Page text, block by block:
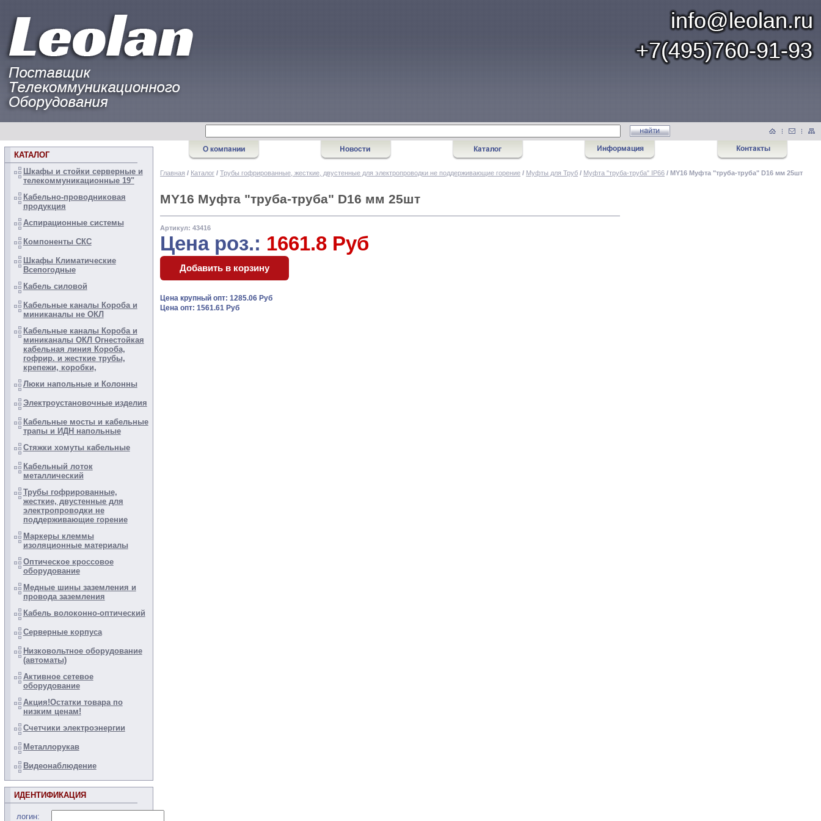
КАТАЛОГ
Шкафы и стойки серверные и
телекоммуникационные 19"
Кабельно-проводниковая
продукция
Аспирационные системы
Компоненты СКС
Шкафы Климатические
Всепогодные
Кабель силовой
Кабельные каналы Короба и
миниканалы не ОКЛ
Кабельные каналы Короба и
миниканалы ОКЛ Огнестойкая
кабельная линия Короба,
гофрир. и жесткие трубы,
крепежи, коробки,
Люки напольные и Колонны
Электроустановочные изделия
Кабельные мосты и кабельные
трапы и ИДН напольные
Стяжки хомуты кабельные
Кабельный лоток
металлический
Трубы гофрированные,
жесткие, двустенные для
электропроводки не
поддерживающие горение
Маркеры клеммы
изоляционные материалы
Оптическое кроссовое
оборудование
Медные шины заземления и
провода заземления
Кабель волоконно-оптический
Серверные корпуса
Низковольтное оборудование
(автоматы)
Активное сетевое
оборудование
Акция!Остатки товара по
низким ценам!
Счетчики электроэнергии
Металлорукав
Видеонаблюдение
ИДЕНТИФИКАЦИЯ
логин:
Главная / Каталог /Трубы гофрированные, жесткие, двустенные для электропроводки не поддерживающие горение / Муфты для Труб / Муфта "труба-труба" IP66 / MY16 Муфта "труба-труба" D16 мм 25шт
MY16 Муфта "труба-труба" D16 мм 25шт
Артикул: 43416
Цена роз.: 1661.8 Руб
Цена крупный опт: 1285.06 Руб
Цена опт: 1561.61 Руб